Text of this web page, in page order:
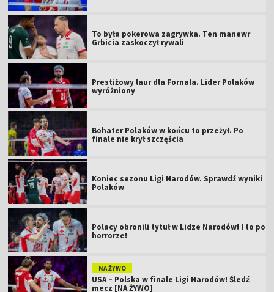
To była pokerowa zagrywka. Ten manewr
Grbicia zaskoczył rywali
Prestiżowy laur dla Fornala. Lider Polaków
wyróżniony
Bohater Polaków w końcu to przeżył. Po
finale nie krył szczęścia
Koniec sezonu Ligi Narodów. Sprawdź wyniki
Polaków
Polacy obronili tytuł w Lidze Narodów! I to po
horrorze!
NA ŻYWO
USA – Polska w finale Ligi Narodów! Śledź
mecz [NA ŻYWO]